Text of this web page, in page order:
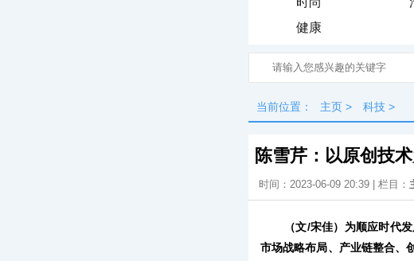
健康
当前位置： 主页 > 科技 >
陈雪芹：以原创技
时间：2023-06-09 20:39 | 栏目：
（文/宋佳）为顺应时代
市场战略布局、产业链整合、